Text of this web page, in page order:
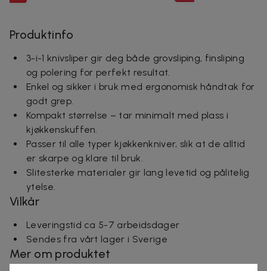
Produktinfo
3-i-1 knivsliper gir deg både grovsliping, finsliping
og polering for perfekt resultat.
Enkel og sikker i bruk med ergonomisk håndtak for
godt grep.
Kompakt størrelse – tar minimalt med plass i
kjøkkenskuffen.
Passer til alle typer kjøkkenkniver, slik at de alltid
er skarpe og klare til bruk.
Slitesterke materialer gir lang levetid og pålitelig
ytelse.
Vilkår
Leveringstid ca 5-7 arbeidsdager
Sendes fra vårt lager i Sverige
Mer om produktet